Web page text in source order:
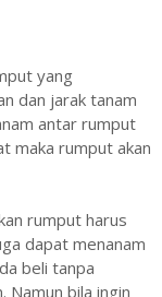
yang
dan jarak tanam
antar rumput
maka rumput akan
rumput harus
dapat menanam
beli tanpa
Namun bila ingin